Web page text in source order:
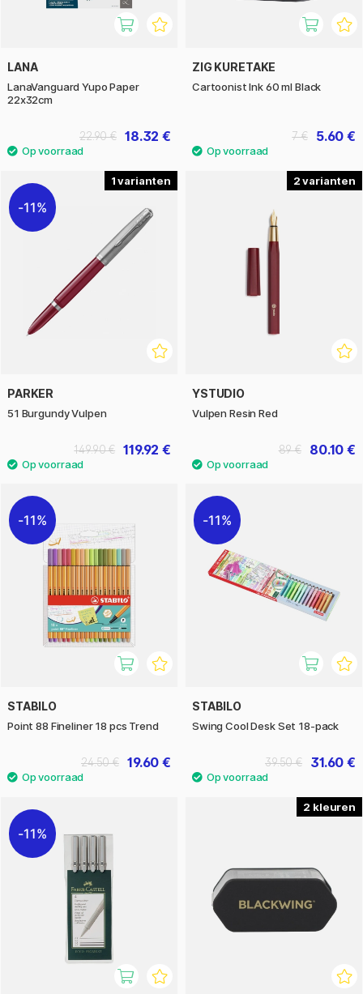
LANA
LanaVanguard Yupo Paper
22x32cm
18.32 €
22.90 €
ZIG KURETAKE
Cartoonist Ink 60 ml Black
5.60 €
7 €
1
11%
PARKER
51 Burgundy Vulpen
119.92 €
149.90 €
2
YSTUDIO
Vulpen Resin Red
80.10 €
89 €
11%
STABILO
Point 88 Fineliner 18 pcs Trend
19.60 €
24.50 €
11%
STABILO
Swing Cool Desk Set 18-pack
31.60 €
39.50 €
11%
2